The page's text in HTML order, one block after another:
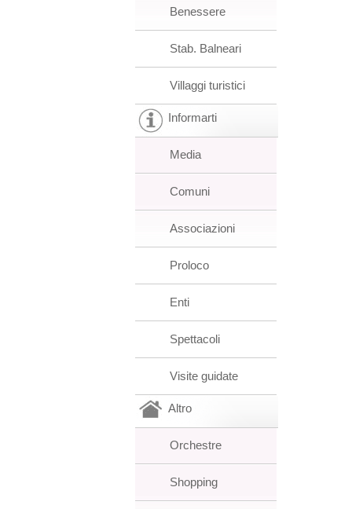
Benessere
Stab. Balneari
Villaggi turistici
Informarti
Media
Comuni
Associazioni
Proloco
Enti
Spettacoli
Visite guidate
Altro
Orchestre
Shopping